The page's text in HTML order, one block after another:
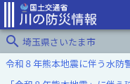
search 埼玉県さいたま市
令和８年熊本地震に伴う水防